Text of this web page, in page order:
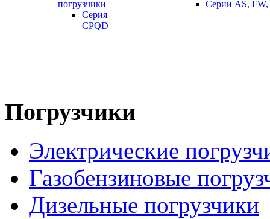
погрузчики
Серия
CPQD
Серии AS,
Погрузчики
Электрические
Газобензиновые
Дизельные погрузчики